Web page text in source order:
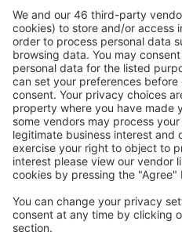
Sicher planen
Buchen ohne Sorgen mit
Stornierungsoption.
Mehr sparen
Attraktive Preise und
Benutzer.
Unterkünfte, die Sie
Wählen Sie aus über 1,3